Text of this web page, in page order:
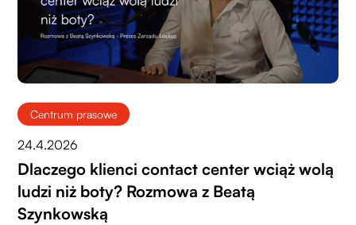
Centrum prasowe
24.4.2026
Dlaczego klienci contact center wciąż wolą
ludzi niż boty? Rozmowa z Beatą
Szynkowską